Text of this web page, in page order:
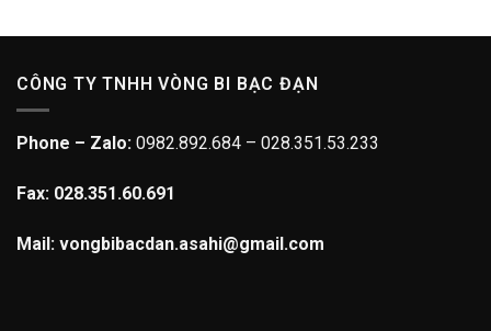
CÔNG TY TNHH VÒNG BI BẠC ĐẠN
Phone – Zalo: 0982.892.684 – 028.351.53.233
Fax: 028.351.60.691
Mail: vongbibacdan.asahi@gmail.com